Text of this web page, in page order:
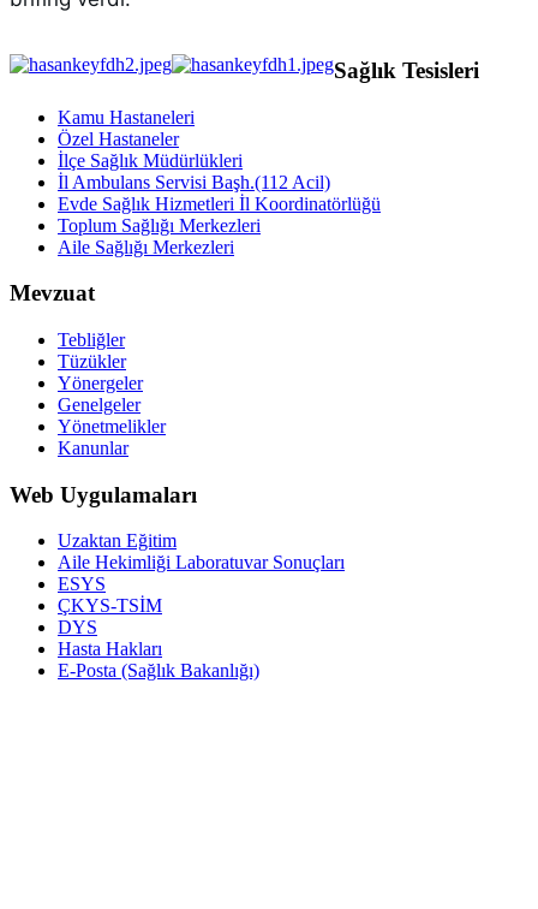
Sağlık Tesisleri
Kamu Hastaneleri
Özel Hastaneler
İlçe Sağlık Müdürlükleri
İl Ambulans Servisi Başh.(112 Acil)
Evde Sağlık Hizmetleri İl Koordinatörlüğü
Toplum Sağlığı Merkezleri
Aile Sağlığı Merkezleri
Mevzuat
Tebliğler
Tüzükler
Yönergeler
Genelgeler
Yönetmelikler
Kanunlar
Web Uygulamaları
Uzaktan Eğitim
Aile Hekimliği Laboratuvar Sonuçları
ESYS
ÇKYS-TSİM
DYS
Hasta Hakları
E-Posta (Sağlık Bakanlığı)